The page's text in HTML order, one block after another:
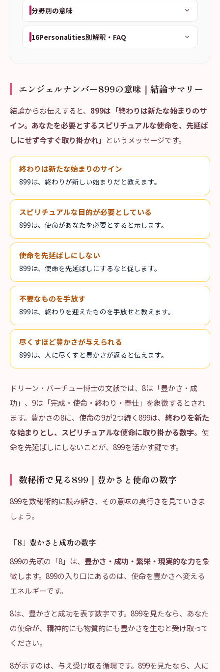
分野別の意味
16Personalities別解釈・FAQ
エンジェルナンバー899の意味｜結論サマリー
結論からお伝えすると、 899は「終わりは新たな始まりのサ
イン。あなたを必要とするスピリチュアルな使命を、先延ば
しにせず今すぐ取り掛かれ」 というメッセージです。
終わりは新たな始まりのサイン
899は、終わりが新しい始まりだと教えます。
スピリチュアルな目的が必要としている
899は、使命があなたを必要とすると示します。
使命を先延ばしにしない
899は、使命を先延ばしにするなと促します。
不要なものを手放す
899は、終わりを迎えたものを手放せと教えます。
尽くすほど豊かさが与えられる
899は、人に尽くすと豊かさが返ると伝えます。
ドリーン・バーチュー博士の文献では、8は「豊かさ・成
功」、9は「完成・使命・終わり・奉仕」を象徴するとされ
ます。豊かさの8に、使命の9が2つ続く899は、 終わりを新た
な始まりとし、スピリチュアルな使命に取り掛かる数字。使
命を先延ばしにしないことが、899を活かす鍵です。
数秘術で見る899｜豊かさと使命の数字
899を数秘術的に読み解き、その意味の奥行きを見ていきま
しょう。
「8」豊かさと成功の数字
899の先頭の「8」は、 豊かさ・成功・繁栄・現実的な力を象
徴します。899の入り口にあるのは、使命を豊かさへ変える
エネルギーです。
8は、豊かさと成功を表す数字です。899を見たなら、あなた
の使命が、精神的にも物質的にも豊かさを生むと受け取って
ください。
8が示すのは、与え受け取る循環です。899を見たなら、人に